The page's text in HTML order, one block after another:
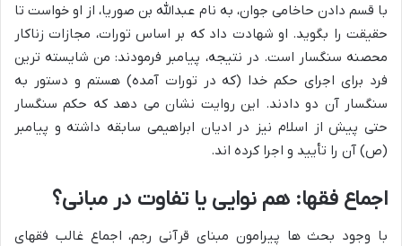
با قسم دادن حاخامی جوان، به نام عبدالله بن صوریا، از او خواست تا
حقیقت را بگوید. او شهادت داد که بر اساس تورات، مجازات زناکار
محصنه سنگسار است. در نتیجه، پیامبر فرمودند: من شایسته ترین
فرد برای اجرای حکم خدا (که در تورات آمده) هستم و دستور به
سنگسار آن دو دادند. این روایت نشان می دهد که حکم سنگسار
حتی پیش از اسلام نیز در ادیان ابراهیمی سابقه داشته و پیامبر
(ص) آن را تأیید و اجرا کرده اند.
اجماع فقها: هم نوایی یا تفاوت در مبانی؟
با وجود بحث ها پیرامون مبنای قرآنی رجم، اجماع غالب فقهای